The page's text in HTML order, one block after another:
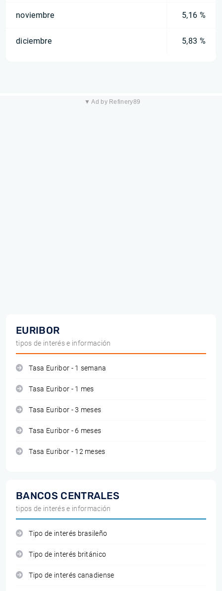
noviembre 5,16 %
diciembre 5,83 %
▼ Ad by Refinery89
EURIBOR
tipos de interés e información
Tasa Euribor - 1 semana
Tasa Euribor - 1 mes
Tasa Euribor - 3 meses
Tasa Euribor - 6 meses
Tasa Euribor - 12 meses
BANCOS CENTRALES
tipos de interés e información
Tipo de interés brasileño
Tipo de interés británico
Tipo de interés canadiense